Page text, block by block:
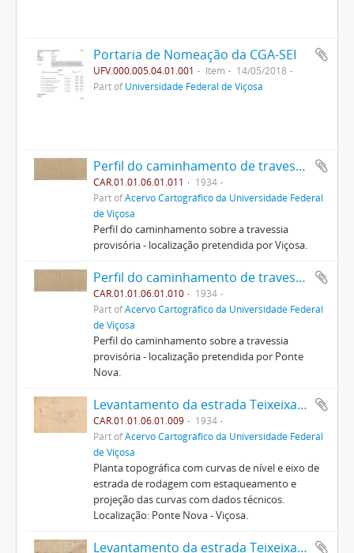
Portaria de Nomeação da CGA-SEI
UFV.000.005.04.01.001 Item
14/05/2018
Part ofUniversidade Federal de Viçosa
Perfil do caminhamento de travessia - Viçosa
CAR.01.01.06.01.011
1934
Part ofAcervo Cartográfico da Universidade Federal
de Viçosa
Perfil do caminhamento sobre a travessia
provisória - localização pretendida por Viçosa.
Perfil do caminhamento de travessia - Ponte Nova
CAR.01.01.06.01.010
1934
Part ofAcervo Cartográfico da Universidade Federal
de Viçosa
Perfil do caminhamento sobre a travessia
provisória - localização pretendida por Ponte
Nova.
Levantamento da estrada Teixeixas - Vau - Açu (2)
CAR.01.01.06.01.009
1934
Part ofAcervo Cartográfico da Universidade Federal
de Viçosa
Planta topográfica com curvas de nível e eixo de
estrada de rodagem com estaqueamento e
projeção das curvas com dados técnicos.
Localização: Ponte Nova - Viçosa.
Levantamento da estrada Teixeixas - Vau - Açu (1)